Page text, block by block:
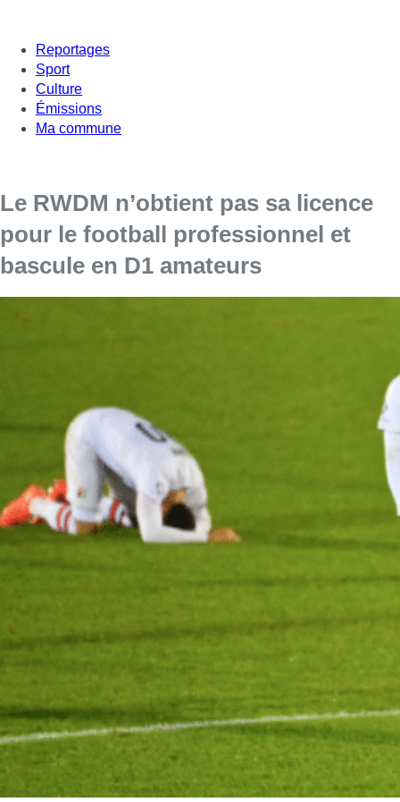
Reportages
Sport
Culture
Émissions
Ma commune
Le RWDM n’obtient pas sa licence
pour le football professionnel et
bascule en D1 amateurs